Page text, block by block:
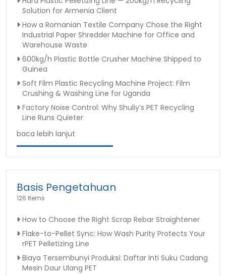
Solution for Armenia Client
How a Romanian Textile Company Chose the Right
Industrial Paper Shredder Machine for Office and
Warehouse Waste
600kg/h Plastic Bottle Crusher Machine Shipped to
Guinea
Soft Film Plastic Recycling Machine Project: Film
Crushing & Washing Line for Uganda
Factory Noise Control: Why Shuliy’s PET Recycling
Line Runs Quieter
baca lebih lanjut
Basis Pengetahuan
126 Items
How to Choose the Right Scrap Rebar Straightener
Flake-to-Pellet Sync: How Wash Purity Protects Your
rPET Pelletizing Line
Biaya Tersembunyi Produksi: Daftar Inti Suku Cadang
Mesin Daur Ulang PET